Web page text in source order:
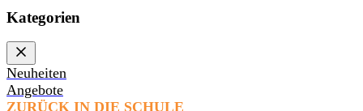
Kategorien
Neuheiten
Angebote
ZURÜCK IN DIE SCHULE